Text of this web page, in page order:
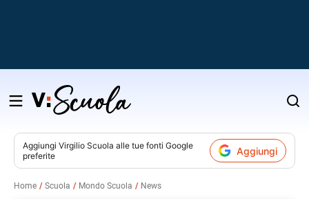
Salta
contenuto
Aggiungi Virgilio Scuola alle tue fonti Google
preferite
Aggiungi
Home Scuola Mondo Scuola News